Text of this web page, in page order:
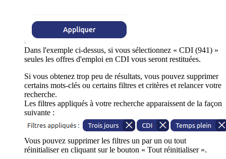
Dans l'exemple ci-dessus, si vous sélectionnez « CDI (941) »
seules les offres d'emploi en CDI vous seront restituées.
Si vous obtenez trop peu de résultats, vous pouvez supprimer
certains mots-clés ou certains filtres et critères et relancer votre
recherche.
Les filtres appliqués à votre recherche apparaissent de la façon
suivante :
Vous pouvez supprimer les filtres un par un ou tout
réinitialiser en cliquant sur le bouton « Tout réinitialiser ».